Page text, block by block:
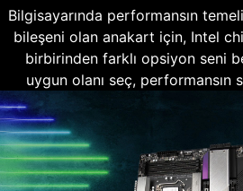
Bilgisayarında performansın
bileşeni olan anakart için, Intel
birbirinden farklı opsiyon seni
uygun olanı seç, performansın